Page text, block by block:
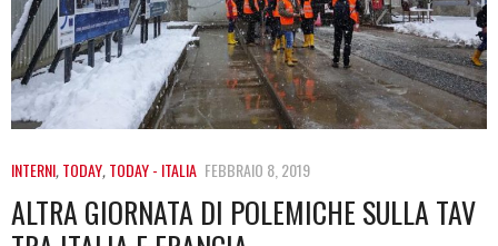
INTERNI,TODAY,TODAY - ITALIA FEBBRAIO 8, 2019
ALTRA GIORNATA DI POLEMICHE SULLA TAV